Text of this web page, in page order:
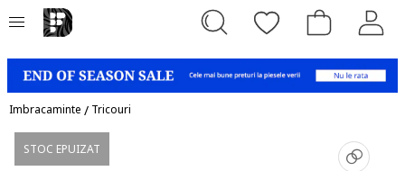
Imbracaminte / Tricouri
STOC EPUIZAT